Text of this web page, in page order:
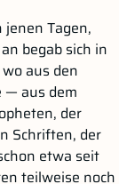
jenen Tagen,
begab sich in
aus den
— aus dem
der
Schriften, der
etwa seit
teilweise noch